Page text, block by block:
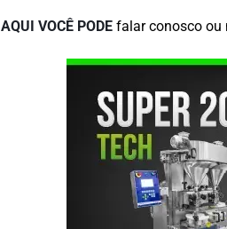
AQUI VOCÊ PODE falar conosco ou